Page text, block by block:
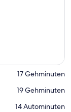
‪17 Gehminuten‬
‪19 Gehminuten‬
‪14 Autominuten‬